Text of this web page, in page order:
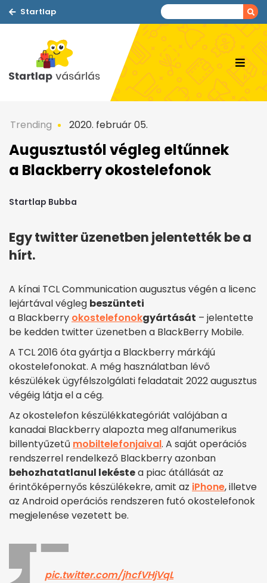
Startlap
Trending 2020. február 05.
Augusztustól végleg eltűnnek
a Blackberry okostelefonok
Startlap Bubba
Egy twitter üzenetben jelentették be a
hírt.
A kínai TCL Communication augusztus végén a licenc
lejártával végleg beszünteti
a Blackberry okostelefonokgyártását – jelentette
be kedden twitter üzenetben a BlackBerry Mobile.
A TCL 2016 óta gyártja a Blackberry márkájú
okostelefonokat. A még használatban lévő
készülékek ügyfélszolgálati feladatait 2022 augusztus
végéig látja el a cég.
Az okostelefon készülékkategóriát valójában a
kanadai Blackberry alapozta meg alfanumerikus
billentyűzetű mobiltelefonjaival. A saját operációs
rendszerrel rendelkező Blackberry azonban
behozhatatlanul lekéstea piac átállását az
érintőképernyős készülékekre, amit az iPhone, illetve
az Android operációs rendszeren futó okostelefonok
megjelenése vezetett be.
pic.twitter.com/jhcfVHjVqL